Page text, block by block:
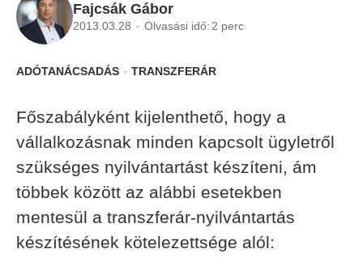
Fajcsák Gábor
2013.03.28 Olvasási idő: 2 perc
ADÓTANÁCSADÁS TRANSZFERÁR
Főszabályként kijelenthető, hogy a
vállalkozásnak minden kapcsolt ügyletről
szükséges nyilvántartást készíteni, ám
többek között az alábbi esetekben
mentesül a transzferár-nyilvántartás
készítésének kötelezettsége alól: